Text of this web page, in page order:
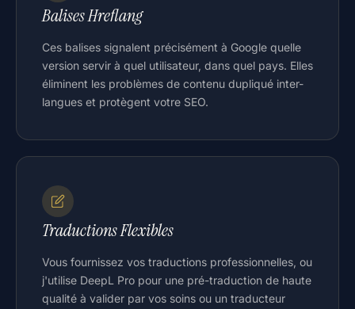
Balises Hreflang
Ces balises signalent précisément à Google quelle
version servir à quel utilisateur, dans quel pays. Elles
éliminent les problèmes de contenu dupliqué inter-
langues et protègent votre SEO.
Traductions Flexibles
Vous fournissez vos traductions professionnelles, ou
j'utilise DeepL Pro pour une pré-traduction de haute
qualité à valider par vos soins ou un traducteur